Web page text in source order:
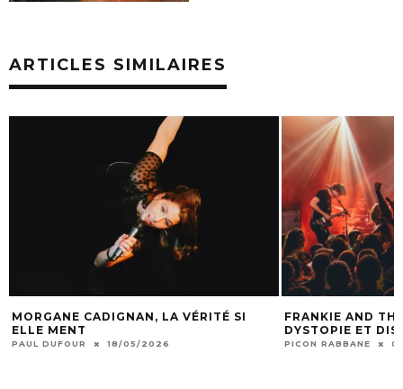
ARTICLES SIMILAIRES
MORGANE CADIGNAN, LA VÉRITÉ SI
ELLE MENT
PAUL DUFOUR 18/05/2026
FRANKIE AND
DYSTOPIE ET
PICON RABBANE